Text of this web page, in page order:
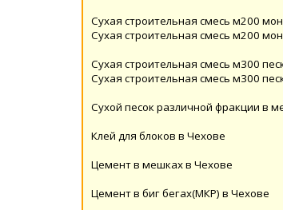
Сухая строительная смесь м200
Сухая строительная смесь м200
Сухая строительная смесь м300
Сухая строительная смесь м300
Сухой песок различной фракции в
Клей для блоков в Чехове
Цемент в мешках в Чехове
Цемент в биг бегах(МКР) в Чехове